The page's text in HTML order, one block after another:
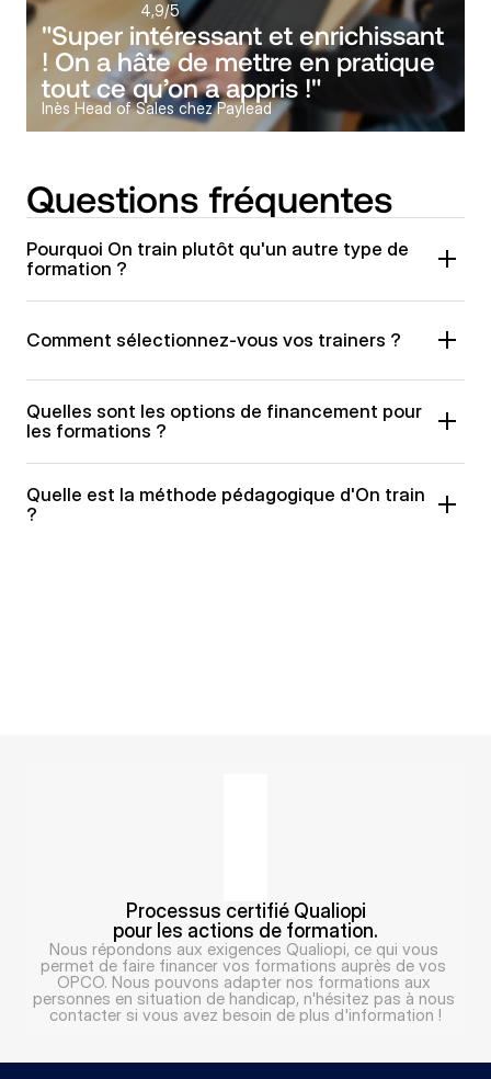
4,9/5
"Super intéressant et enrichissant
! On a hâte de mettre en pratique
tout ce qu’on a appris !"
Inès Head of Sales chez Paylead
Questions fréquentes
Pourquoi On train plutôt qu'un autre type de
formation ?
Comment sélectionnez-vous vos trainers ?
Quelles sont les options de financement pour
les formations ?
Quelle est la méthode pédagogique d'On train
?
Processus certifié Qualiopi
pour les actions de formation.
Nous répondons aux exigences Qualiopi, ce qui vous
permet de faire financer vos formations auprès de vos
OPCO. Nous pouvons adapter nos formations aux
personnes en situation de handicap, n'hésitez pas à nous
contacter si vous avez besoin de plus d'information !